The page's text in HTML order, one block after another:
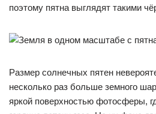
поэтому пятна выглядят такими
Размер солнечных пятен
несколько раз больше земного
яркой поверхностью фотосферы,